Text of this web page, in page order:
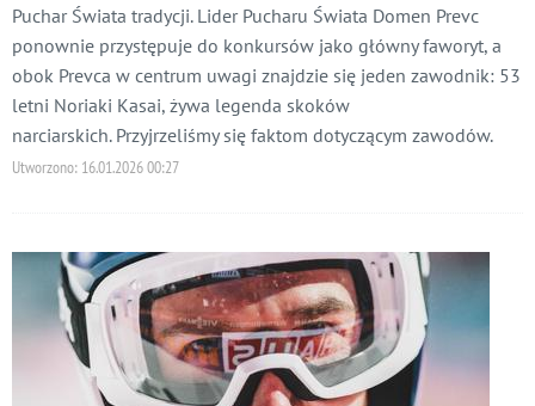
Puchar Świata tradycji. Lider Pucharu Świata Domen Prevc
ponownie przystępuje do konkursów jako główny faworyt, a
obok Prevca w centrum uwagi znajdzie się jeden zawodnik: 53
letni Noriaki Kasai, żywa legenda skoków
narciarskich. Przyjrzeliśmy się faktom dotyczącym zawodów.
Utworzono: 16.01.2026 00:27